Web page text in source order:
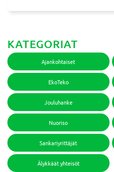
KATEGORIAT
Ajankohtaiset
EkoTeko
Jouluhanke
Nuoriso
Sankariyrittäjät
Älykkäät yhteisöt